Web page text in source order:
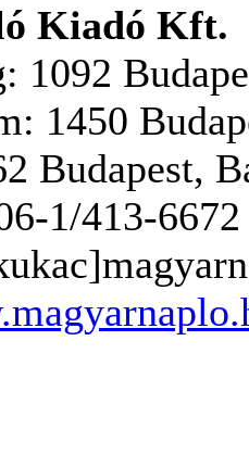
Kiadó Kft.
1092
1450
Budapest,
1/413-6672